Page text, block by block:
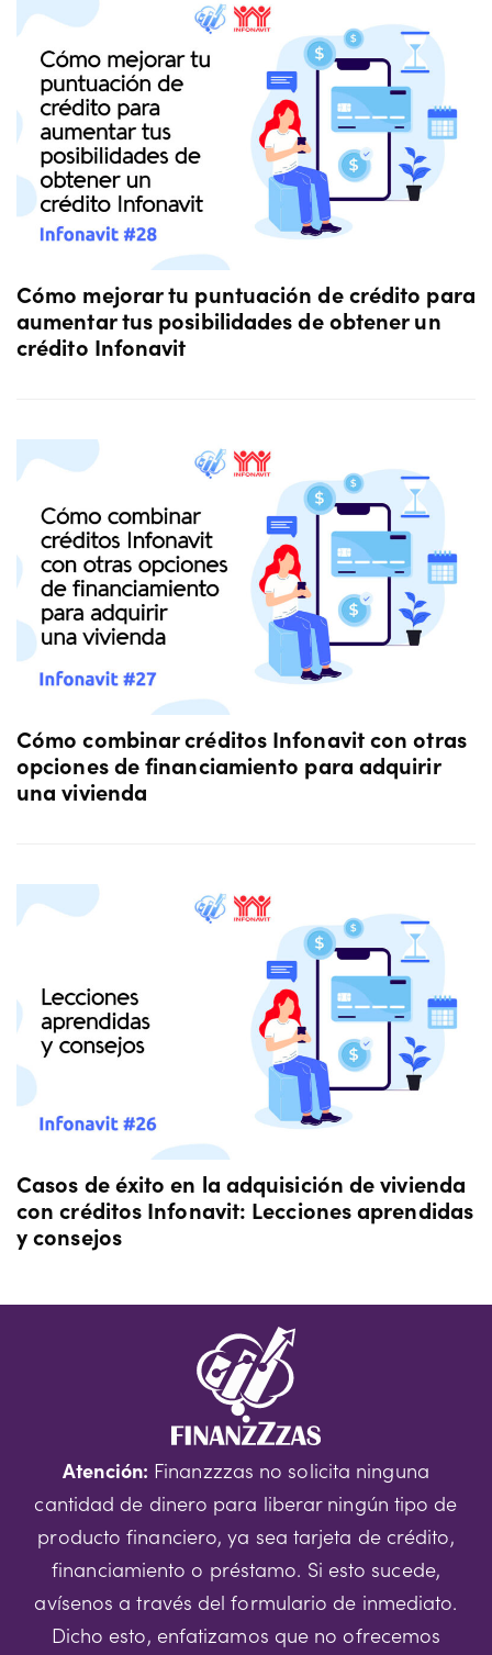
Cómo mejorar tu puntuación de crédito para
aumentar tus posibilidades de obtener un
crédito Infonavit
Cómo combinar créditos Infonavit con otras
opciones de financiamiento para adquirir
una vivienda
Casos de éxito en la adquisición de vivienda
con créditos Infonavit: Lecciones aprendidas
y consejos
Atención: Finanzzzas no solicita ninguna
cantidad de dinero para liberar ningún tipo de
producto financiero, ya sea tarjeta de crédito,
financiamiento o préstamo. Si esto sucede,
avísenos a través del formulario de inmediato.
Dicho esto, enfatizamos que no ofrecemos